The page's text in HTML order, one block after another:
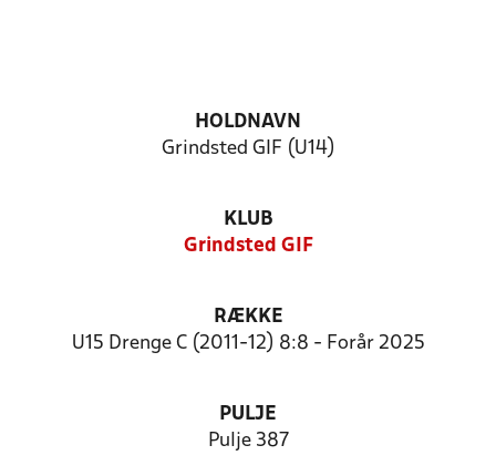
HOLDNAVN
Grindsted GIF (U14)
KLUB
Grindsted GIF
RÆKKE
U15 Drenge C (2011-12) 8:8 - Forår 2025
PULJE
Pulje 387